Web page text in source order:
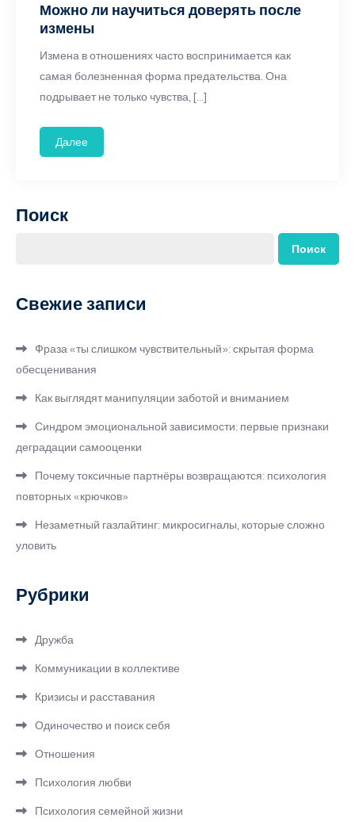
Можно ли научиться доверять после
измены
Измена в отношениях часто воспринимается как
самая болезненная форма предательства. Она
подрывает не только чувства, […]
Далее
Поиск
Поиск
Свежие записи
Фраза «ты слишком чувствительный»: скрытая форма
обесценивания
Как выглядят манипуляции заботой и вниманием
Синдром эмоциональной зависимости: первые признаки
деградации самооценки
Почему токсичные партнёры возвращаются: психология
повторных «крючков»
Незаметный газлайтинг: микросигналы, которые сложно
уловить
Рубрики
Дружба
Коммуникации в коллективе
Кризисы и расставания
Одиночество и поиск себя
Отношения
Психология любви
Психология семейной жизни